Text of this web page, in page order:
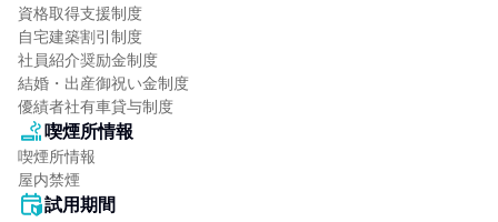
資格取得支援制度
自宅建築割引制度
社員紹介奨励金制度
結婚・出産御祝い金制度
優績者社有車貸与制度
喫煙所情報
喫煙所情報
屋内禁煙
試用期間